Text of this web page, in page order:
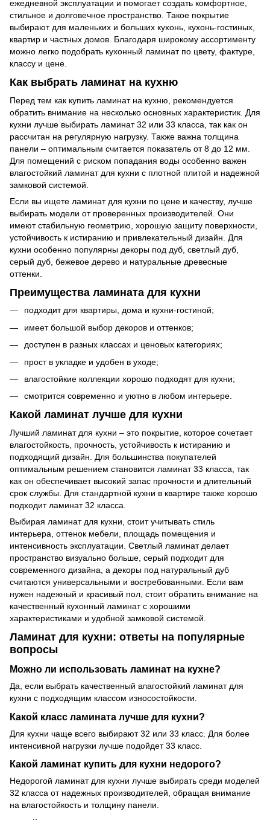
ежедневной эксплуатации и помогает создать комфортное,
стильное и долговечное пространство. Такое покрытие
выбирают для маленьких и больших кухонь, кухонь-гостиных,
квартир и частных домов. Благодаря широкому ассортименту
можно легко подобрать кухонный ламинат по цвету, фактуре,
классу и цене.
Как выбрать ламинат на кухню
Перед тем как купить ламинат на кухню, рекомендуется
обратить внимание на несколько основных характеристик. Для
кухни лучше выбирать ламинат 32 или 33 класса, так как он
рассчитан на регулярную нагрузку. Также важна толщина
панели – оптимальным считается показатель от 8 до 12 мм.
Для помещений с риском попадания воды особенно важен
влагостойкий ламинат для кухни с плотной плитой и надежной
замковой системой.
Если вы ищете ламинат для кухни по цене и качеству, лучше
выбирать модели от проверенных производителей. Они
имеют стабильную геометрию, хорошую защиту поверхности,
устойчивость к истиранию и привлекательный дизайн. Для
кухни особенно популярны декоры под дуб, светлый дуб,
серый дуб, бежевое дерево и натуральные древесные
оттенки.
Преимущества ламината для кухни
подходит для квартиры, дома и кухни-гостиной;
имеет большой выбор декоров и оттенков;
доступен в разных классах и ценовых категориях;
прост в укладке и удобен в уходе;
влагостойкие коллекции хорошо подходят для кухни;
смотрится современно и уютно в любом интерьере.
Какой ламинат лучше для кухни
Лучший ламинат для кухни – это покрытие, которое сочетает
влагостойкость, прочность, устойчивость к истиранию и
подходящий дизайн. Для большинства покупателей
оптимальным решением становится ламинат 33 класса, так
как он обеспечивает высокий запас прочности и длительный
срок службы. Для стандартной кухни в квартире также хорошо
подходит ламинат 32 класса.
Выбирая ламинат для кухни, стоит учитывать стиль
интерьера, оттенок мебели, площадь помещения и
интенсивность эксплуатации. Светлый ламинат делает
пространство визуально больше, серый подходит для
современного дизайна, а декоры под натуральный дуб
считаются универсальными и востребованными. Если вам
нужен надежный и красивый пол, стоит обратить внимание на
качественный кухонный ламинат с хорошими
характеристиками и удобной замковой системой.
Ламинат для кухни: ответы на популярные
вопросы
Можно ли использовать ламинат на кухне?
Да, если выбрать качественный влагостойкий ламинат для
кухни с подходящим классом износостойкости.
Какой класс ламината лучше для кухни?
Для кухни чаще всего выбирают 32 или 33 класс. Для более
интенсивной нагрузки лучше подойдет 33 класс.
Какой ламинат купить для кухни недорого?
Недорогой ламинат для кухни лучше выбирать среди моделей
32 класса от надежных производителей, обращая внимание
на влагостойкость и толщину панели.